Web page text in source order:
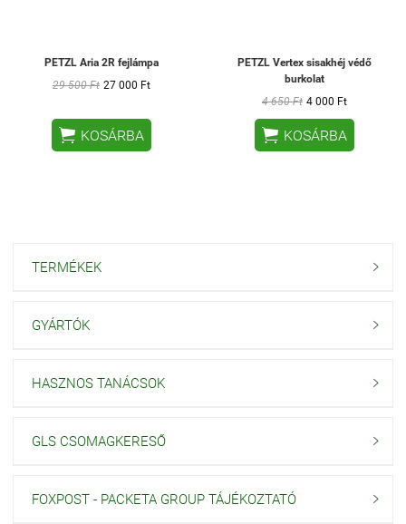
PETZL Aria 2R fejlámpa
29 500 Ft 27 000 Ft
 KOSÁRBA
PETZL Vertex sisakhéj védő
burkolat
4 650 Ft 4 000 Ft
 KOSÁRBA
TERMÉKEK 
GYÁRTÓK 
HASZNOS TANÁCSOK 
GLS CSOMAGKERESŐ 
FOXPOST - PACKETA GROUP TÁJÉKOZTATÓ 